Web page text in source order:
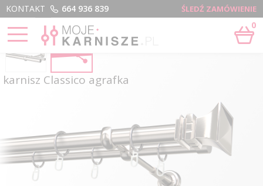
Menu
KONTAKT ŚLEDŹ ZAMÓWIENIE
664 936 839
0
karnisz Classico agrafka